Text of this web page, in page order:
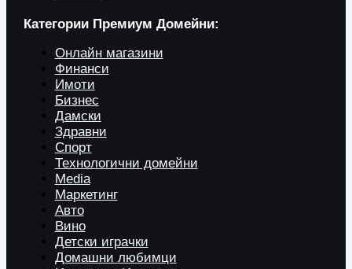
Категории Премиум Домейни:
Онлайн магазини
Финанси
Имоти
Бизнес
Дамски
Здравни
Спорт
Технологични домейни
Media
Маркетинг
Авто
Вино
Детски играчки
Домашни любимци